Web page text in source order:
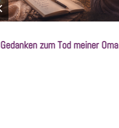
Gedanken zum Tod meiner Oma